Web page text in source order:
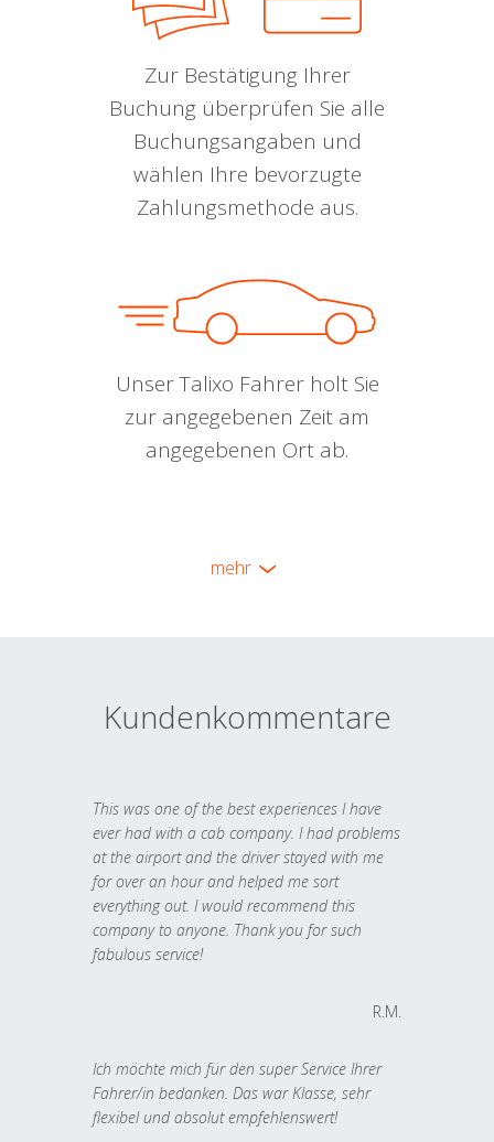
Zur Bestätigung Ihrer
Buchung überprüfen Sie alle
Buchungsangaben und
wählen Ihre bevorzugte
Zahlungsmethode aus.
Unser Talixo Fahrer holt Sie
zur angegebenen Zeit am
angegebenen Ort ab.
mehr
Kundenkommentare
This was one of the best experiences I have
ever had with a cab company. I had problems
at the airport and the driver stayed with me
for over an hour and helped me sort
everything out. I would recommend this
company to anyone. Thank you for such
fabulous service!
R.M.
Ich möchte mich für den super Service Ihrer
Fahrer/in bedanken. Das war Klasse, sehr
flexibel und absolut empfehlenswert!